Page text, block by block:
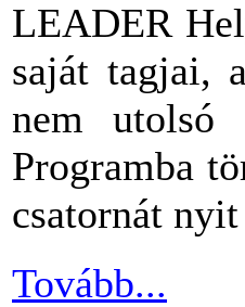
LEADER
saját tagjai,
nem utolsó
Programba
csatornát
Tovább...